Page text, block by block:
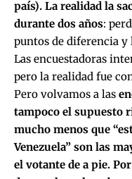
país). La realidad la
durante dos años:
puntos de diferencia y
Las encuestadoras
pero la realidad fue
Pero volvamos a las
tampoco el supuesto
mucho menos que
Venezuela” son las
el votante de a pie.